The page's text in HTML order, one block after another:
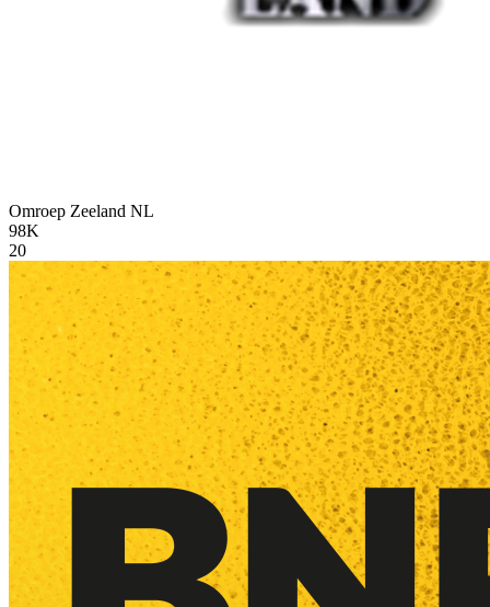
Omroep Zeeland NL
98K
20